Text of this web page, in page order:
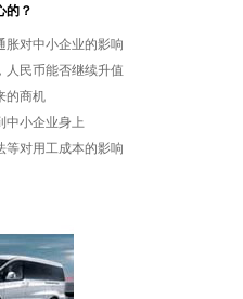
的？
胀对中小企业的影响
人民币能否继续升值
的商机
中小企业身上
等对用工成本的影响